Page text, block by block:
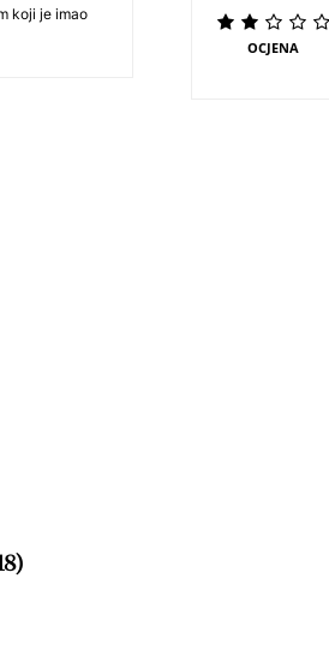
koji je imao
OCJENA